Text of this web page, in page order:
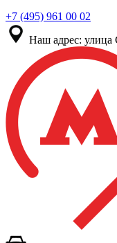
+7 (495) 961 00 02
Наш адрес: улица